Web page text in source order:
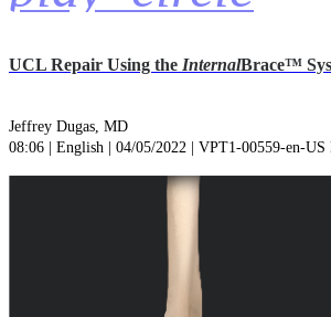
UCL Repair Using the InternalBrace™
Jeffrey Dugas, MD
08:06 | English | 04/05/2022 | VPT1-00559-en-US